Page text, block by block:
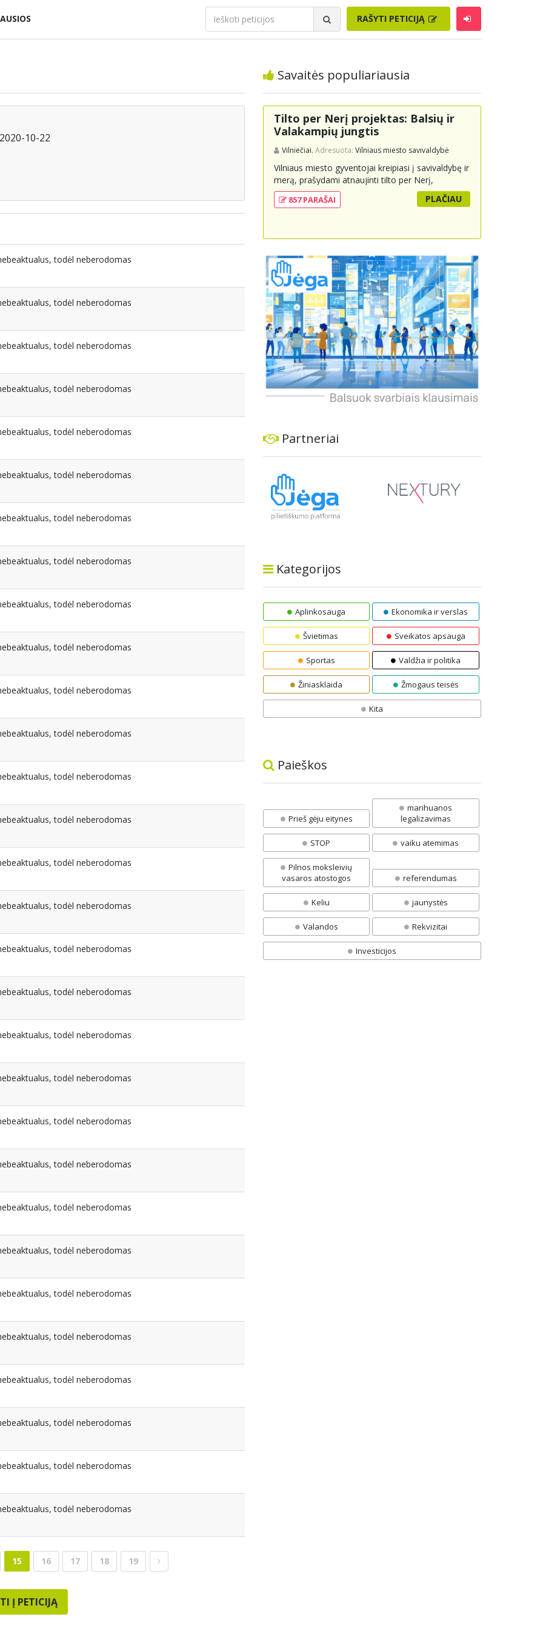
RAŠYTI PETICIJĄ
10-22
todėl neberodomas
todėl neberodomas
todėl neberodomas
todėl neberodomas
todėl neberodomas
todėl neberodomas
todėl neberodomas
todėl neberodomas
todėl neberodomas
todėl neberodomas
todėl neberodomas
todėl neberodomas
todėl neberodomas
todėl neberodomas
todėl neberodomas
todėl neberodomas
todėl neberodomas
todėl neberodomas
todėl neberodomas
todėl neberodomas
todėl neberodomas
todėl neberodomas
todėl neberodomas
todėl neberodomas
todėl neberodomas
todėl neberodomas
todėl neberodomas
todėl neberodomas
todėl neberodomas
todėl neberodomas
15 16 17 18 19
Į PETICIJĄ
Savaitės populiariausia
Tilto per Nerį projektas: Balsių ir
Valakampių jungtis
Vilniečiai. Adresuota: Vilniaus miesto savivaldybė
Vilniaus miesto gyventojai kreipiasi į savivaldybę ir
merą, prašydami atnaujinti tilto per Nerį,
jungiančio Balsių ir Valakampių kryptis, projektą ir
įtraukti jį į miesto strateginius susisiekimo planus.
plėtrą bei darnų judumą, suteikdamas daugiau
susisiekimo galimybių tiek automobiliams, tiek
viešajam transportui, pėstiesiems ir
dviratininkams. Gyventojai ragina atlikti techninę,
ekonominę ir transporto analizę, organizuoti
viešas konsultacijas ir integruoti projektą į
ilgalaikius miesto planus, siekiant užtikrinti
transporto sistemos patikimumą ir prisitaikymą
prie sparčiai augančio miesto poreikių.
857 PARAŠAI PLAČIAU
Partneriai
Kategorijos
Aplinkosauga Ekonomika ir verslas
Švietimas Sveikatos apsauga
Sportas Valdžia ir politika
Žiniasklaida Žmogaus teisės
Kita
Paieškos
Prieš gėju eitynes
marihuanos
legalizavimas
STOP vaiku atemimas
Pilnos moksleivių
vasaros atostogos
referendumas
Keliu jaunystės
Valandos Rekvizitai
Investicijos